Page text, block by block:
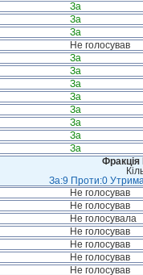
За
За
За
Не голосував
За
За
За
За
За
За
За
За
За:9 Проти:0
Не голосував
Не голосував
Не голосувала
Не голосував
Не голосував
Не голосував
Не голосував